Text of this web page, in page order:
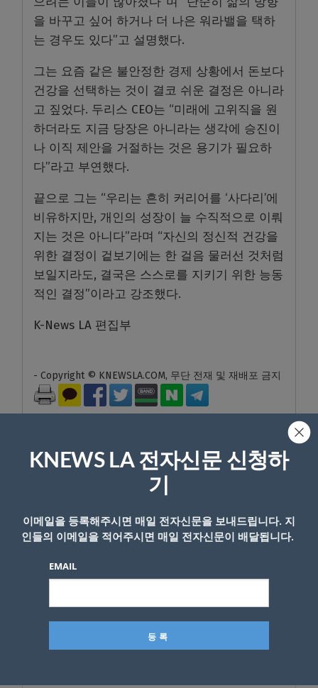
을 바꾸고 싶어 하거나 더 나은 워라밸을 택하
는 경우도 있다”고 설명했다.
그는 요즘 같은 불안정한 경제 상황에서 돈보다
건강을 선택하는 것이 결코 쉬운 결정은 아니라
고 짚었다. 두리스 CEO는 “미래에 고위직을 원
하더라도 지금 당장은 아니라는 생각에 승진이
나 이직 제안을 거절하는 것은 용기가 필요하
다”라고 부연했다.
끝으로 그는 “우리는 흔히 커리어를 ‘사다리’에
비유하지만, 개인의 성장이 늘 수직적으로 이뤄
지는 것은 아니다”라며 “자신의 정신적 건강을
위한 결정이 겉보기에는 한 걸음 물러선 것처럼
보일지라도, 결국은 스스로를 지키기 위한 능동
적인 결정”이라고 강조했다.
K-News LA 편집부
- Copyright © KNEWSLA.COM, 무단 전재 및 재배포 금지
이메일 주소는 공개되지 않습니다. 필수 필드는*로 표시됩니
다
*
KNEWS LA 전자신문 신청하
기
이메일을 등록해주시면 매일 전자신문을 보내드립니다. 지
인들의 이메일을 적어주시면 매일 전자신문이 배달됩니다.
EMAIL